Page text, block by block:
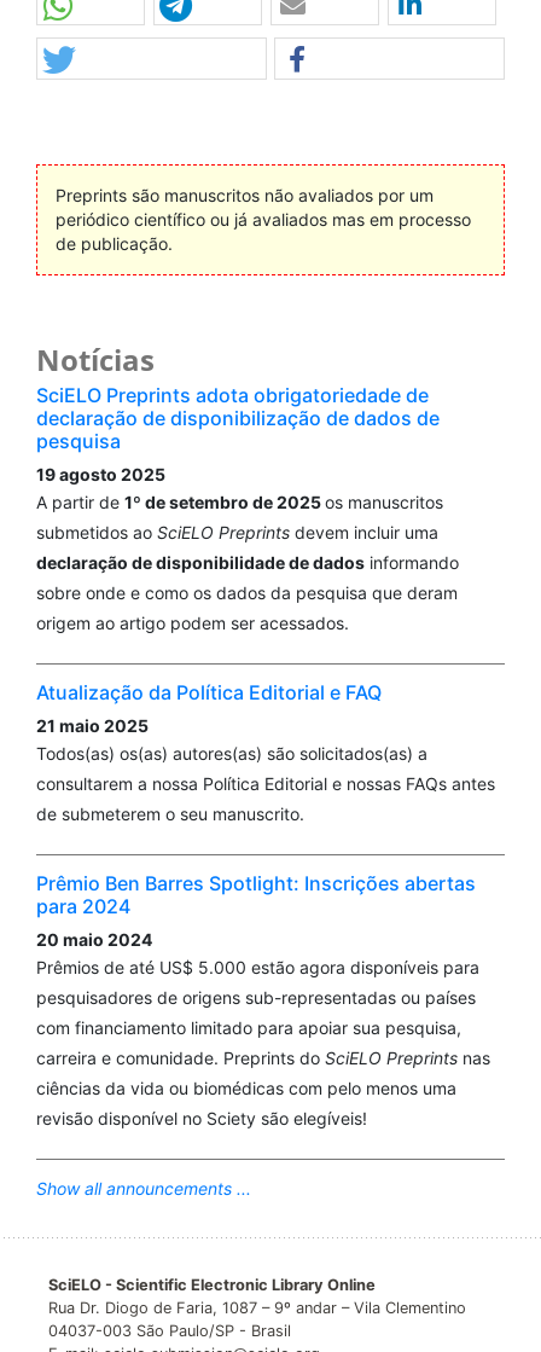
Preprints são manuscritos não avaliados por um
periódico científico ou já avaliados mas em processo
de publicação.
Notícias
SciELO Preprints adota obrigatoriedade de
declaração de disponibilização de dados de
pesquisa
19 agosto 2025
A partir de 1º de setembro de 2025os manuscritos
submetidos ao SciELO Preprints devem incluir uma
declaração de disponibilidade de dados informando
sobre onde e como os dados da pesquisa que deram
origem ao artigo podem ser acessados.
Atualização da Política Editorial e FAQ
21 maio 2025
Todos(as) os(as) autores(as) são solicitados(as) a
consultarem a nossa Política Editorial e nossas FAQs antes
de submeterem o seu manuscrito.
Prêmio Ben Barres Spotlight: Inscrições abertas
para 2024
20 maio 2024
Prêmios de até US$ 5.000 estão agora disponíveis para
pesquisadores de origens sub-representadas ou países
com financiamento limitado para apoiar sua pesquisa,
carreira e comunidade. Preprints do SciELO Preprints nas
ciências da vida ou biomédicas com pelo menos uma
revisão disponível no Sciety são elegíveis!
Show all announcements ...
SciELO - Scientific Electronic Library Online
Rua Dr. Diogo de Faria, 1087 – 9º andar – Vila Clementino
04037-003 São Paulo/SP - Brasil